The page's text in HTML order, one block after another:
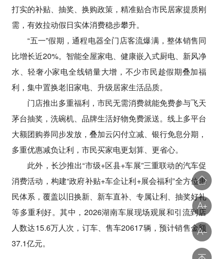
打实的补贴、抽奖、换购政策，精准贴合市民居家提质刚
需，有效拉动假日实体消费稳步攀升。
“五一”假期，通程电器全门店客流爆满，整体销售同
比增长近20%。智能全屋家电、健康嵌入式厨电、新风净
水、轻奢小家电全线销量大增，不少市民趁假期叠加福
利，集中置换老旧家电、升级居家生活品质。
门店推出多重福利，市民无需消费就能免费参与飞天
茅台抽奖，洗碗机、品牌生活好物免费派送。线上多平台
大额团购券同步发放，叠加云闪付立减、银行免息分期，
多重优惠减负让利，市民买家电更划算、更省心。
此外，长沙推出“市级+区县+车展”三重联动的汽车促
消费活动，构建“政府补贴+车企让利+展会福利”全方位惠
民体系，覆盖以旧换新、新车直补、专属让利、抽奖好礼
等多重利好。其中，2026湖南车展现场观展和引流到店
人数达15.6万人次，订车、售车20617辆，预计销售金额
37.1亿元。